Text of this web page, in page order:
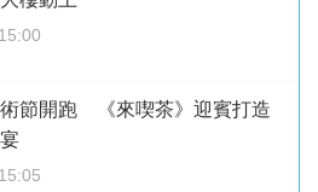
節開跑 《來喫茶》迎賓打造